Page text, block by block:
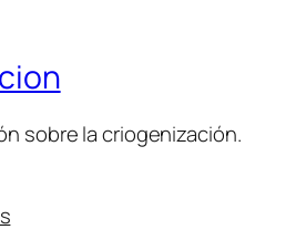
sobre la criogenización.